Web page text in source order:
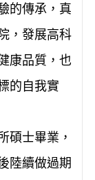
的傳承，真
，發展高科
康品質，也
的自我實
碩士畢業，
陸續做過期